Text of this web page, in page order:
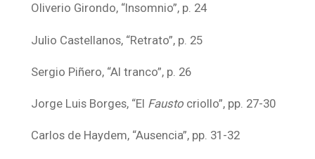
Oliverio Girondo, “Insomnio”, p. 24
Julio Castellanos, “Retrato”, p. 25
Sergio Piñero, “Al tranco”, p. 26
Jorge Luis Borges, “El Fausto criollo”, pp. 27-30
Carlos de Haydem, “Ausencia”, pp. 31-32